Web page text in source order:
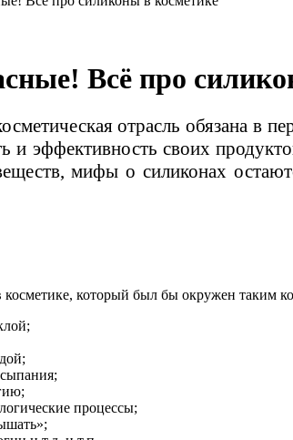
Всё про
отрасль обязана в
и эффективность своих
мифы о силиконах
который был бы окружен таким
процессы;